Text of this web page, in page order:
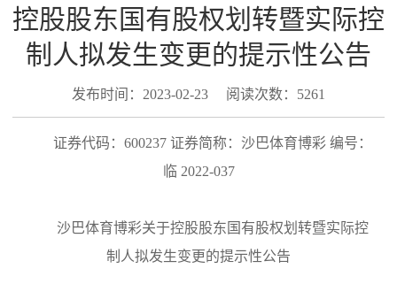
控股股东国有股权划转暨实际控
制人拟发生变更的提示性公告
发布时间：2023-02-23 阅读次数：5261
证券代码： 600237 证券简称：沙巴体育博彩 编号：
临 2022-037
沙巴体育博彩关于控股股东国有股权划转暨实际控
制人拟发生变更的提示性公告